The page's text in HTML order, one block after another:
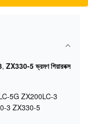
, ZX330-5 ভ্রমণ গিয়ারবক্স
5G ZX200LC-3
3 ZX330-5